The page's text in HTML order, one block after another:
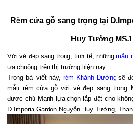
Rèm cửa gỗ sang trọng tại
Huy Tưởng MSJ
Với vẻ đẹp sang trọng, tinh tế, những mẫu
ưa chuộng trên thị trường hiện nay.
Trong bài viết này, rèm Khánh Đường sẽ
mẫu rèm cửa gỗ với vẻ đẹp sang trọng
được chú Mạnh lựa chọn lắp đặt cho
D.Imperia Garden Nguyễn Huy Tưởng,